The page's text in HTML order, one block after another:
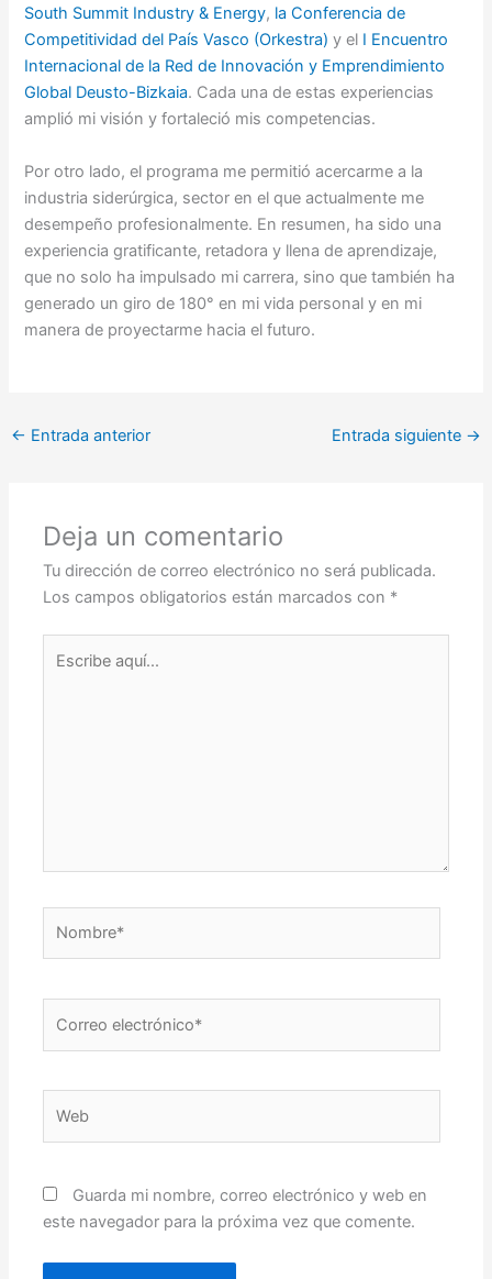
South Summit Industry & Energy, la Conferencia de
Competitividad del País Vasco (Orkestra) y el I Encuentro
Internacional de la Red de Innovación y Emprendimiento
Global Deusto-Bizkaia. Cada una de estas experiencias
amplió mi visión y fortaleció mis competencias.
Por otro lado, el programa me permitió acercarme a la
industria siderúrgica, sector en el que actualmente me
desempeño profesionalmente. En resumen, ha sido una
experiencia gratificante, retadora y llena de aprendizaje,
que no solo ha impulsado mi carrera, sino que también ha
generado un giro de 180° en mi vida personal y en mi
manera de proyectarme hacia el futuro.
← Entrada anterior Entrada siguiente →
Deja un comentario
Tu dirección de correo electrónico no será publicada.
Los campos obligatorios están marcados con *
aquí...
electrónico*
Guarda mi nombre, correo electrónico y web en
este navegador para la próxima vez que comente.